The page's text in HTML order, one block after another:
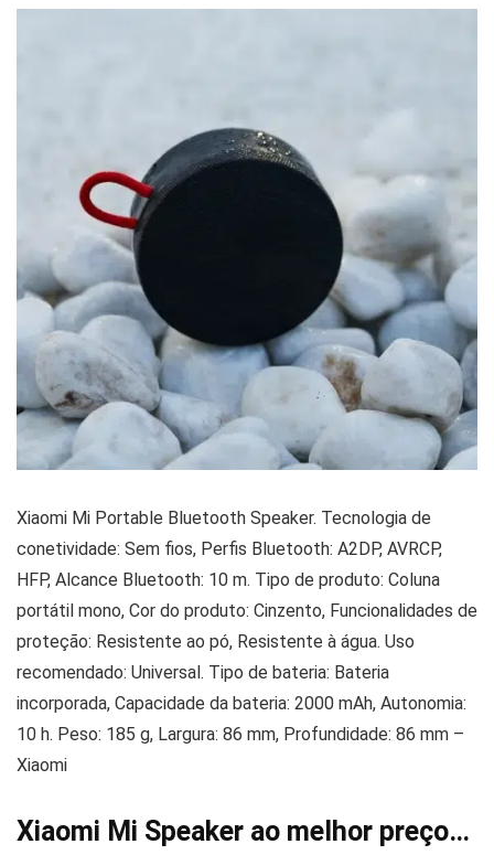
Xiaomi Mi Portable Bluetooth Speaker. Tecnologia de
conetividade: Sem fios, Perfis Bluetooth: A2DP, AVRCP,
HFP, Alcance Bluetooth: 10 m. Tipo de produto: Coluna
portátil mono, Cor do produto: Cinzento, Funcionalidades de
proteção: Resistente ao pó, Resistente à água. Uso
recomendado: Universal. Tipo de bateria: Bateria
incorporada, Capacidade da bateria: 2000 mAh, Autonomia:
10 h. Peso: 185 g, Largura: 86 mm, Profundidade: 86 mm –
Xiaomi
Xiaomi Mi Speaker ao melhor preço…